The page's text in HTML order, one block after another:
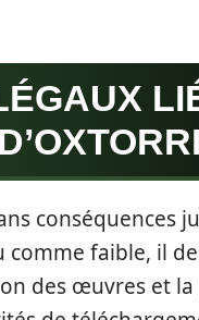
conséquences
faible, il
des œuvres et